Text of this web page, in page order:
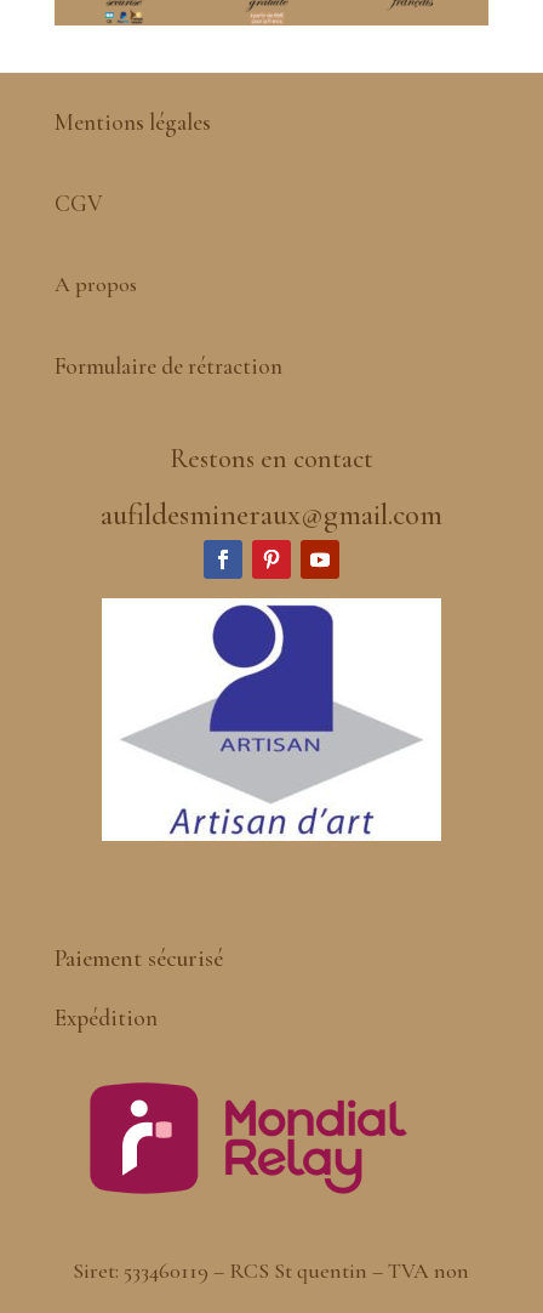
Mentions légales
CGV
A propos
Formulaire de rétraction
Restons en contact
aufildesmineraux@gmail.com
Paiement sécurisé
Expédition
Siret: 533460119 – RCS St quentin – TVA non